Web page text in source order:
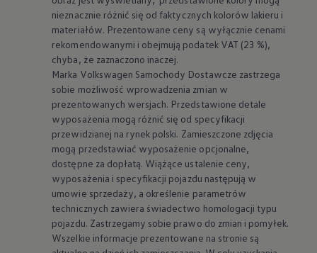
rekomendowanymi i obejmują podatek VAT (23 %),
chyba, że zaznaczono inaczej.
Marka VolkswagenSamochody Dostawcze zastrzega
sobie możliwość wprowadzenia zmian w
prezentowanych wersjach. Przedstawione detale
wyposażenia mogą różnić się od specyfikacji
przewidzianej na rynek polski. Zamieszczone zdjęcia
mogą przedstawiać wyposażenie opcjonalne,
dostępne za dopłatą. Wiążące ustalenie ceny,
wyposażenia i specyfikacji pojazdu następują w
umowie sprzedaży, a określenie parametrów
technicznych zawiera świadectwo homologacji typu
pojazdu. Zastrzegamy sobie prawo do zmian i pomyłek.
Wszelkie informacje prezentowane na stronie są
aktualne na dzień ich zamieszczania. W celu uzyskania
najnowszych informacji prosimy kontaktować się z
Autoryzowanym Dealerem Marki Volkswagen